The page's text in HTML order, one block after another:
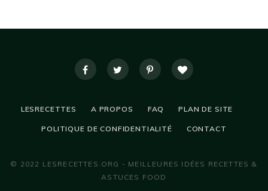
LESRECETTES A PROPOS FAQ PLAN DE SITE
POLITIQUE DE CONFIDENTIALITÉ CONTACT
© 2022 LESRECETTES.ORG - MEILLEURES IDÉES RECETTES &
ASTUCES FOOD